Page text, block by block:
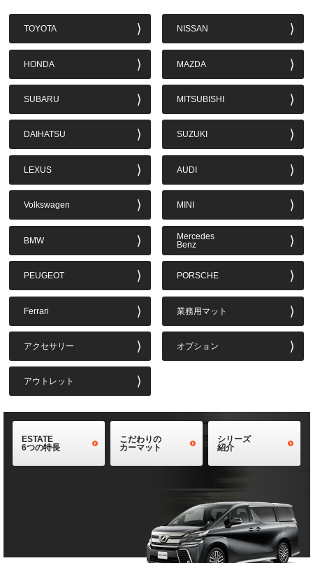
TOYOTA NISSAN
HONDA MAZDA
SUBARU MITSUBISHI
DAIHATSU SUZUKI
LEXUS AUDI
Volkswagen MINI
BMW
Mercedes
Benz
PEUGEOT PORSCHE
Ferrari 業務用マット
アクセサリー オプション
アウトレット
ESTATE
6つの特長
こだわりの
カーマット
シリーズ
紹介